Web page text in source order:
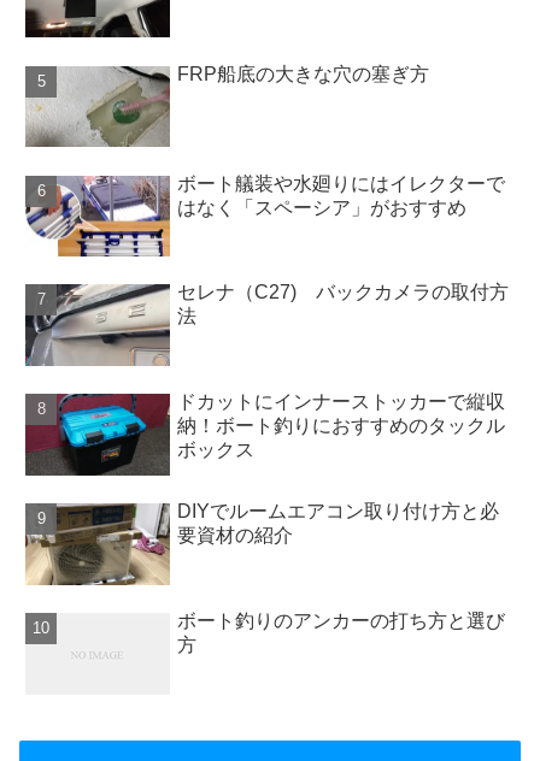
FRP船底の大きな穴の塞ぎ方
ボート艤装や水廻りにはイレクターで
はなく「スペーシア」がおすすめ
セレナ（C27) バックカメラの取付方
法
ドカットにインナーストッカーで縦収
納！ボート釣りにおすすめのタックル
ボックス
DIYでルームエアコン取り付け方と必
要資材の紹介
ボート釣りのアンカーの打ち方と選び
方